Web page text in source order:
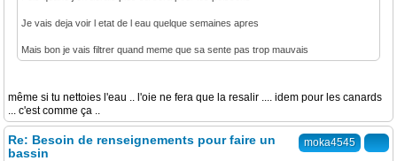
Je vais deja voir l etat de l eau quelque semaines apres
Mais bon je vais filtrer quand meme que sa sente pas trop mauvais
même si tu nettoies l'eau .. l'oie ne fera que la resalir .... idem pour les canards
... c'est comme ça ..
moka4545
Re: Besoin de renseignements pour faire un
bassin